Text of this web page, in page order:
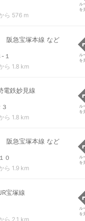
ら 576 m
ル
を
阪急宝塚本線 など
１
ら 1.8 km
ル
を
電鉄妙見線
ら 1.8 km
ル
を
阪急宝塚本線 など
０
ら 1.9 km
ル
を
宝塚線
ら 2.1 km
ル
を